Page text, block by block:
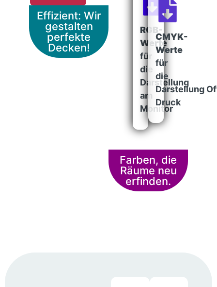
Effizient: Wir
gestalten
perfekte
Decken!
RGB-
Werte
für
die
Darstellung
am
Monitor
CMYK-
Werte
für
die
Darstellung
Druck
Farben, die
Räume neu
erfinden.